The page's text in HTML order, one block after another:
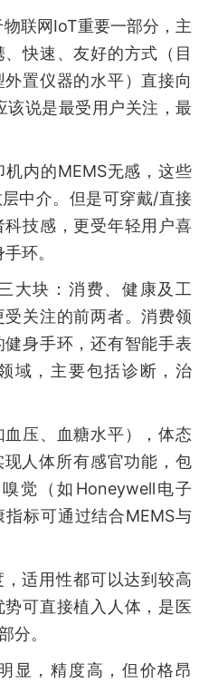
联网IoT重要一部分，主
快速、友好的方式（目
置仪器的水平）直接向
该说是最受用户关注，最
内的MEMS无感，这些
中介。但是可穿戴/直接
技感，更受年轻用户喜
环。
大块：消费、健康及工
关注的前两者。消费领
身手环，还有智能手表
域，主要包括诊断，治
压、血糖水平），体态
人体所有感官功能，包
觉（如Honeywell电子
标可通过结合MEMS与
适用性都可以达到较高
可直接植入人体，是医
分。
显，精度高，但价格昂